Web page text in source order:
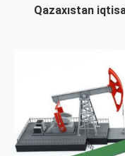
Qazaxıstan